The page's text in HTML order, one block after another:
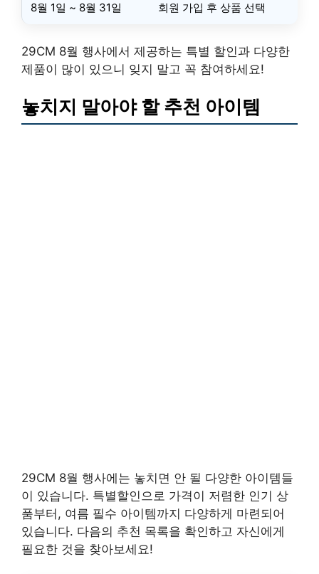
8월 1일 ~ 8월 31일 회원 가입 후 상품 선택
29CM 8월 행사에서 제공하는 특별 할인과 다양한
제품이 많이 있으니 잊지 말고 꼭 참여하세요!
놓치지 말아야 할 추천 아이템
29CM 8월 행사에는 놓치면 안 될 다양한 아이템들
이 있습니다. 특별할인으로 가격이 저렴한 인기 상
품부터, 여름 필수 아이템까지 다양하게 마련되어
있습니다. 다음의 추천 목록을 확인하고 자신에게
필요한 것을 찾아보세요!